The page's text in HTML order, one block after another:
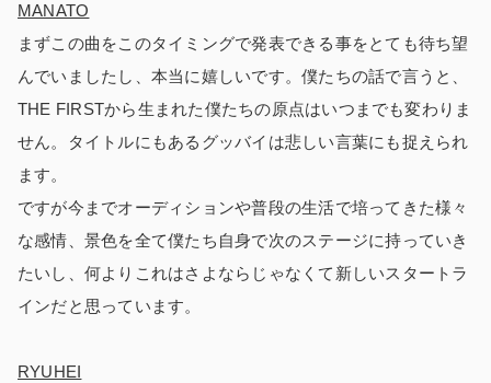
MANATO
まずこの曲をこのタイミングで発表できる事をとても待ち望
んでいましたし、本当に嬉しいです。僕たちの話で言うと、
THE FIRSTから生まれた僕たちの原点はいつまでも変わりま
せん。タイトルにもあるグッバイは悲しい言葉にも捉えられ
ます。
ですが今までオーディションや普段の生活で培ってきた様々
な感情、景色を全て僕たち自身で次のステージに持っていき
たいし、何よりこれはさよならじゃなくて新しいスタートラ
インだと思っています。
RYUHEI